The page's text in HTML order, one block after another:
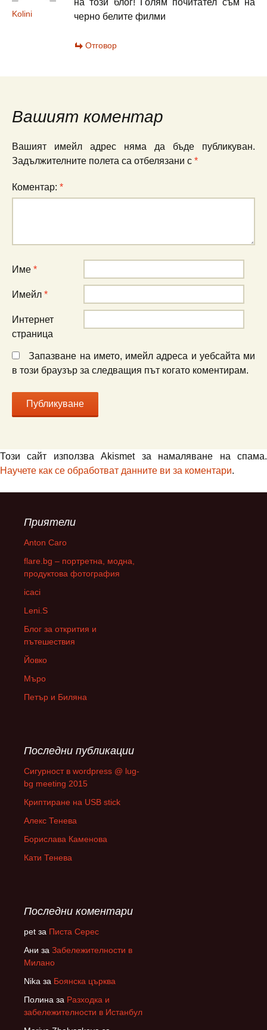
Kolini
на този блог! Голям почитател съм на
черно белите филми
Отговор
Вашият коментар
Вашият имейл адрес няма да бъде публикуван.
Задължителните полета са отбелязани с *
Коментар: *
Име *
Имейл *
Интернет
страница
Запазване на името, имейл адреса и уебсайта ми
в този браузър за следващия път когато коментирам.
Този сайт използва Akismet за намаляване на спама.
Научете как се обработват данните ви за коментари.
Приятели
Anton Caro
flare.bg – портретна, модна,
продуктова фотография
icaci
Leni.S
Блог за открития и
пътешествия
Йовко
Мъро
Петър и Биляна
Последни публикации
Сигурност в wordpress @ lug-
bg meeting 2015
Криптиране на USB stick
Алекс Тенева
Борислава Каменова
Кати Тенева
Последни коментари
pet за Писта Серес
Ани за Забележителности в
Милано
Nika за Боянска църква
Полина за Разходка и
забележителности в Истанбул